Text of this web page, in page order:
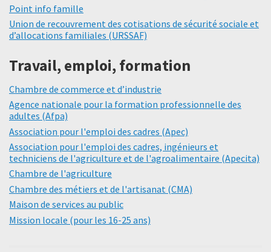
Point info famille
Union de recouvrement des cotisations de sécurité sociale et
d’allocations familiales (URSSAF)
Travail, emploi, formation
Chambre de commerce et d’industrie
Agence nationale pour la formation professionnelle des
adultes (Afpa)
Association pour l'emploi des cadres (Apec)
Association pour l'emploi des cadres, ingénieurs et
techniciens de l'agriculture et de l'agroalimentaire (Apecita)
Chambre de l'agriculture
Chambre des métiers et de l'artisanat (CMA)
Maison de services au public
Mission locale (pour les 16-25 ans)